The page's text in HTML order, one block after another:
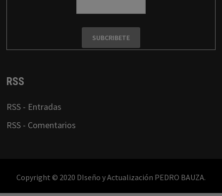
RSS
RSS - Entradas
RSS - Comentarios
Copyright © 2020 DIseño y Actualización PEDRO BAUZA.